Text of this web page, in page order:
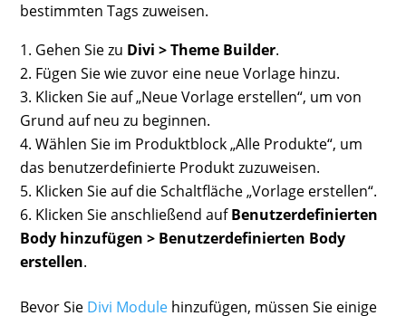
bestimmten Tags zuweisen.
Gehen Sie zu Divi > Theme Builder.
Fügen Sie wie zuvor eine neue Vorlage hinzu.
Klicken Sie auf „Neue Vorlage erstellen“, um von
Grund auf neu zu beginnen.
Wählen Sie im Produktblock „Alle Produkte“, um
das benutzerdefinierte Produkt zuzuweisen.
Klicken Sie auf die Schaltfläche „Vorlage erstellen“.
Klicken Sie anschließend aufBenutzerdefinierten
Body hinzufügen > Benutzerdefinierten Body
erstellen.
Bevor Sie Divi Module hinzufügen, müssen Sie einige